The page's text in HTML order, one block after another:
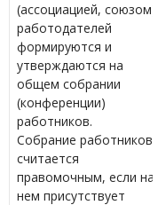
(ассоциацией, союзом)
работодателей
формируются и
утверждаются на
общем собрании
(конференции)
работников.
Собрание работников
считается
правомочным, если на
нем присутствует